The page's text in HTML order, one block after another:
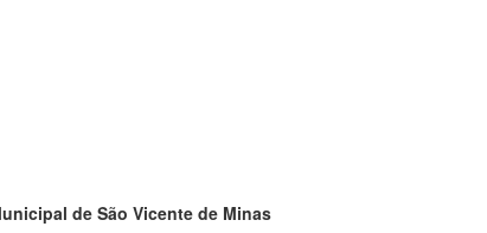
de São Vicente de Minas